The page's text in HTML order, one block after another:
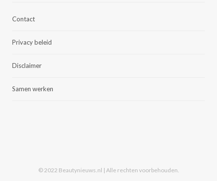
Contact
Privacy beleid
Disclaimer
Samen werken
© 2022 Beautynieuws.nl | Alle rechten voorbehouden.